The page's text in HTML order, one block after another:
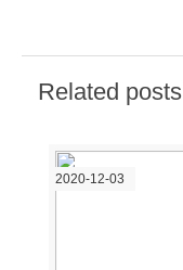
Related posts
2020-12-03